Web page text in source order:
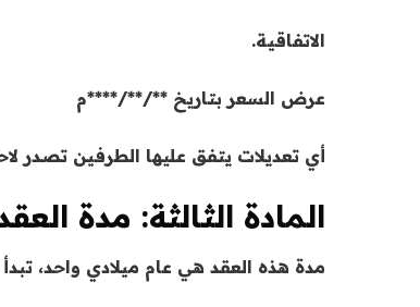
الاتفاقية.
عرض السعر بتاريخ **/**/****م
أي تعديلات يتفق عليها الطرفين تصدر
المادة الثالثة: مدة
مدة هذه العقد هي عام ميلادي واحد،